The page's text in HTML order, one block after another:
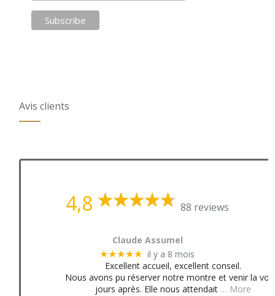
Avis clients
4,8 88 reviews
Claude Assumel
★★★★★ il y a 8 mois
Excellent accueil, excellent conseil.
Nous avons pu réserver notre montre et venir la
jours après. Elle nous attendait … More